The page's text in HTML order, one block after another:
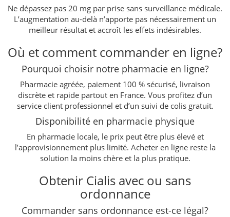
Ne dépassez pas 20 mg par prise sans surveillance médicale.
L’augmentation au-delà n’apporte pas nécessairement un
meilleur résultat et accroît les effets indésirables.
Où et comment commander en ligne?
Pourquoi choisir notre pharmacie en ligne?
Pharmacie agréée, paiement 100 % sécurisé, livraison
discrète et rapide partout en France. Vous profitez d’un
service client professionnel et d’un suivi de colis gratuit.
Disponibilité en pharmacie physique
En pharmacie locale, le prix peut être plus élevé et
l’approvisionnement plus limité. Acheter en ligne reste la
solution la moins chère et la plus pratique.
Obtenir Cialis avec ou sans
ordonnance
Commander sans ordonnance est-ce légal?